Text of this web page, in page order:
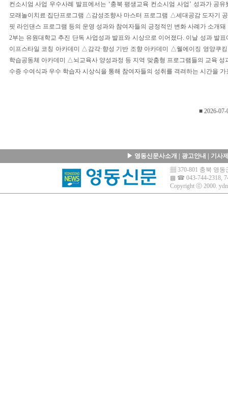
컨소시엄 사업 우수사례 발표에서는 ‘충북 평생교육 컨소시엄 사업’ 성과가 공
모래놀이치료 집단프로그램 △감성조향사 마스터 프로그램 △세대공감 도자기
핏 라인댄스 프로그램 등의 운영 성과와 참여자들의 긍정적인 변화 사례가 소개돼
2부는 유원대학교 추진 단독 사업성과 발표와 시상으로 이어졌다. 이날 성과 발
이프스타일 코칭 아카데미 △감각·향성 기반 조향 아카데미 △웰에이징 영양쿠
학습공동체 아카데미 △뇌교육사 양성과정 등 지역 맞춤형 프로그램들의 교육 성
수증 수여식과 우수 학습자 시상식을 통해 참여자들의 성취를 격려하는 시간을 가
■ 2026-
▶ 영동신문사소개 광고안내
기사
▦ 370-801 충북 영
▩ ☎ 043-744-2318,
Copyright ⓒ 2000.